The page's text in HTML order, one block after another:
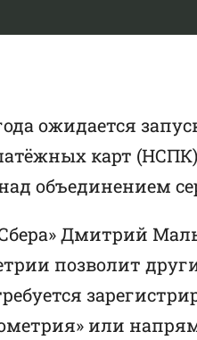
ожидается
карт
объединением
Дмитрий
позволит
или